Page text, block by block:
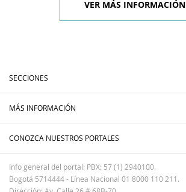
VER MÁS INFORMACIÓN
SECCIONES
MÁS INFORMACIÓN
CONOZCA NUESTROS PORTALES
Info general del portal: PBX: 57 (1) 2940100.
Bogotá 5714444 - Línea Nacional 01 8000 110 211.